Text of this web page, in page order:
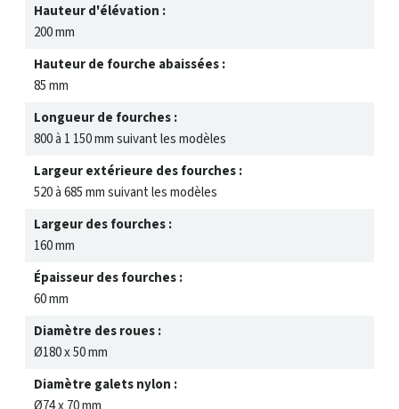
Hauteur d'élévation :
200 mm
Hauteur de fourche abaissées :
85 mm
Longueur de fourches :
800 à 1 150 mm suivant les modèles
Largeur extérieure des fourches :
520 à 685 mm suivant les modèles
Largeur des fourches :
160 mm
Épaisseur des fourches :
60 mm
Diamètre des roues :
Ø180 x 50 mm
Diamètre galets nylon :